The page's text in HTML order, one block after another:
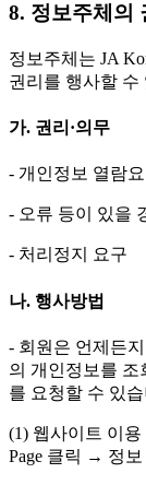
8. 정보주체의
정보주체는 JA
권리를 행사할 수
가. 권리·의무
- 개인정보 열람
- 오류 등이 있을
- 처리정지 요구
나. 행사방법
- 회원은 언제든
의 개인정보를 조
를 요청할 수 있
(1) 웹사이트 이
Page 클릭 → 정